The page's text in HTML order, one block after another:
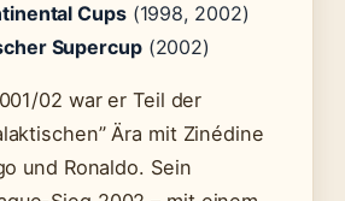
Cups(1998, 2002)
Supercup(2002)
02 war er Teil der
Ära mit Zinédine
und Ronaldo. Sein